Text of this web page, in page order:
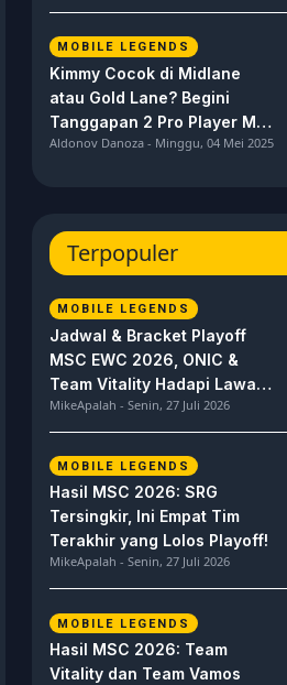
MOBILE LEGENDS
Kimmy Cocok di Midlane
atau Gold Lane? Begini
Tanggapan 2 Pro Player MPL
ID S15 ini
Aldonov Danoza - Minggu, 04 Mei 2025
Terpopuler
MOBILE LEGENDS
Jadwal & Bracket Playoff
MSC EWC 2026, ONIC &
Team Vitality Hadapi Lawan
Berat
MikeApalah - Senin, 27 Juli 2026
MOBILE LEGENDS
Hasil MSC 2026: SRG
Tersingkir, Ini Empat Tim
Terakhir yang Lolos Playoff!
MikeApalah - Senin, 27 Juli 2026
MOBILE LEGENDS
Hasil MSC 2026: Team
Vitality dan Team Vamos